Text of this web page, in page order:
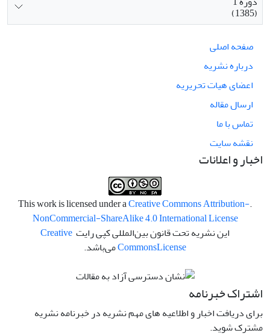
(1385)
صفحه اصلی
درباره نشریه
اعضای هیات تحریریه
ارسال مقاله
تماس با ما
نقشه سایت
اخبار و اعلانات
.This work is licensed under a
Creative Commons Attribution-
NonCommercial-ShareAlike 4.0 International License
این نشریه تحت قانون بین‌المللی کپی رایت Creative
CommonsLicense می‌باشد.
اشتراک خبرنامه
برای دریافت اخبار و اطلاعیه های مهم نشریه در خبرنامه نشریه
مشترک شوید.